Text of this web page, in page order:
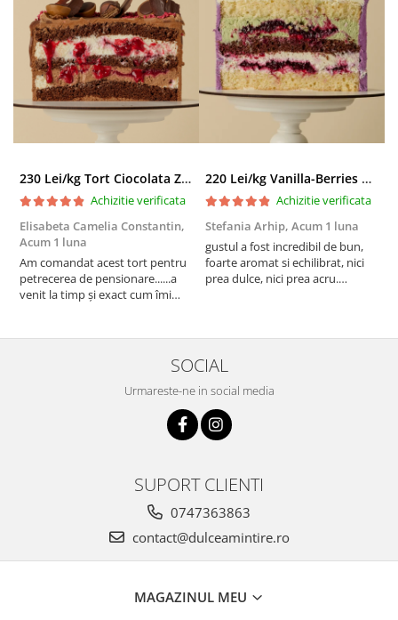
230 Lei/kg Tort Ciocolata Zmeura
Achizitie verificata
Elisabeta Camelia Constantin,
Acum 1 luna
Am comandat acest tort pentru
petrecerea de pensionare......a
venit la timp și exact cum îmi
echipei, felicitări pentru tot ceea
ce faceți! A fost apreciat și lăudat
220 Lei/kg Vanilla-Berries Paradise
Achizitie verificata
Stefania Arhip, Acum 1 luna
gustul a fost incredibil de bun,
foarte aromat si echilibrat, nici
prea dulce, nici prea acru.
poza de inspiratie. multe
multumiri
SOCIAL
Urmareste-ne in social media
SUPORT CLIENTI
0747363863
contact@dulceamintire.ro
MAGAZINUL MEU